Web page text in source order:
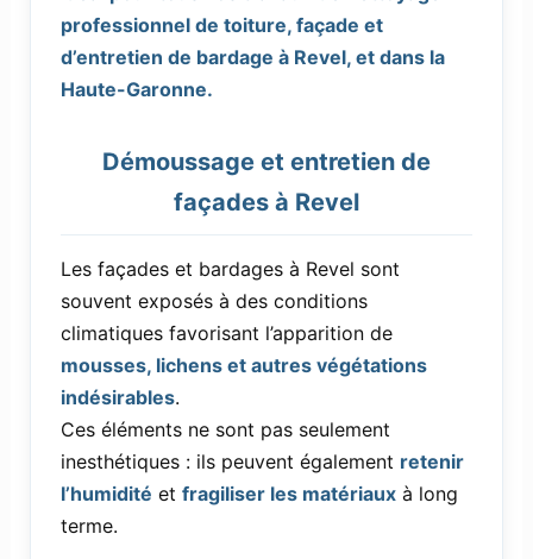
professionnel de toiture, façade et
d’entretien de bardage à Revel, et dans la
Haute-Garonne.
Démoussage et entretien de
façades à Revel
Les façades et bardages à Revel sont
souvent exposés à des conditions
climatiques favorisant l’apparition de
mousses, lichens et autres végétations
indésirables.
Ces éléments ne sont pas seulement
inesthétiques : ils peuvent également retenir
l’humidité et fragiliser les matériauxà long
terme.